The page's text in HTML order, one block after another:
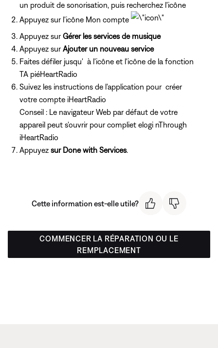
un produit de sonorisation, puis recherchez l'icône
Appuyez sur l'icône Mon compte
Appuyez surGérer les services de musique
Appuyez surAjouter un nouveau service
Faites défiler jusqu' à l'icône et l'icône de la fonction
TA piéHeartRadio
Suivez les instructions de l'application pour créer
votre compte iHeartRadio
Conseil : Le navigateur Web par défaut de votre
appareil peut s'ouvrir pour compliet elogi nThrough
iHeartRadio
Appuyez sur Done with Services.
Cette information est-elle utile?
COMMENCER LA RÉPARATION OU LE
REMPLACEMENT